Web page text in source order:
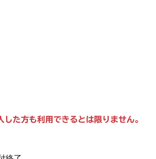
た方も利用できるとは限りません。